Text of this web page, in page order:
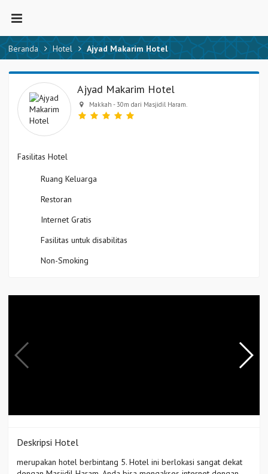
Beranda Hotel Ajyad Makarim Hotel
Ajyad Makarim Hotel
Makkah - 30m dari Masjidil Haram.
Fasilitas Hotel
Ruang Keluarga
Restoran
Internet Gratis
Fasilitas untuk disabilitas
Non-Smoking
Deskripsi Hotel
merupakan hotel berbintang 5. Hotel ini berlokasi sangat dekat